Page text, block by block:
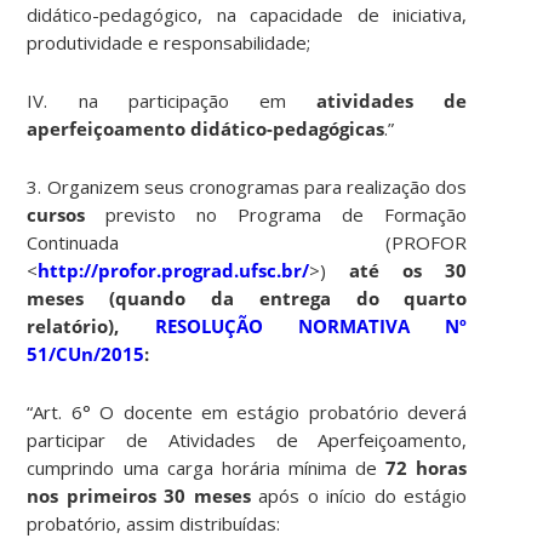
didático-pedagógico, na capacidade de iniciativa,
produtividade e responsabilidade;
IV. na participação ematividades de
aperfeiçoamento didático-pedagógicas.”
3. Organizem seus cronogramas para realização dos
cursos previsto no Programa de Formação
Continuada (PROFOR
<http://profor.prograd.ufsc.br/>)até os 30
meses (quando da entrega do quarto
relatório), RESOLUÇÃO NORMATIVA Nº
51/CUn/2015:
“Art. 6° O docente em estágio probatório deverá
participar de Atividades de Aperfeiçoamento,
cumprindo uma carga horária mínima de72 horas
nos primeiros 30 mesesapós o início do estágio
probatório, assim distribuídas: